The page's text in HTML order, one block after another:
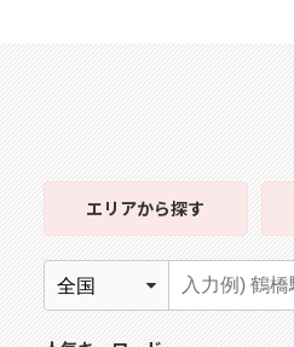
エリアから探す